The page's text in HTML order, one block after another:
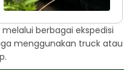
berbagai ekspedisi
menggunakan truck atau